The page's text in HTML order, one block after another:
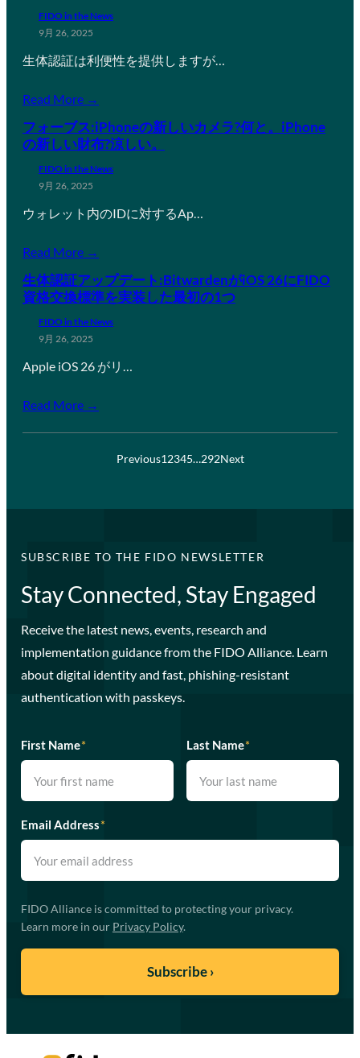
FIDO in the News
9月 26, 2025
生体認証は利便性を提供しますが…
Read More →
フォーブス:iPhoneの新しいカメラ?何と。iPhone
の新しい財布?涼しい。
FIDO in the News
9月 26, 2025
ウォレット内のIDに対するAp…
Read More →
生体認証アップデート:BitwardenがiOS 26にFIDO
資格交換標準を実装した最初の1つ
FIDO in the News
9月 26, 2025
Apple iOS 26 がリ…
Read More →
Previous12345…292Next
SUBSCRIBE TO THE FIDO NEWSLETTER
Stay Connected, Stay Engaged
Receive the latest news, events, research and
implementation guidance from the FIDO Alliance. Learn
about digital identity and fast, phishing-resistant
authentication with passkeys.
First Name* Last Name*
Email Address*
FIDO Alliance is committed to protecting your privacy.
Learn more in our Privacy Policy.